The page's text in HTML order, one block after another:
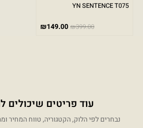
YN SENTENCE T075
₪399.00
₪149.00
עוד פריטים שיכולים
נבחרים לפי הלוק, הקטגוריה, טווח המחיר